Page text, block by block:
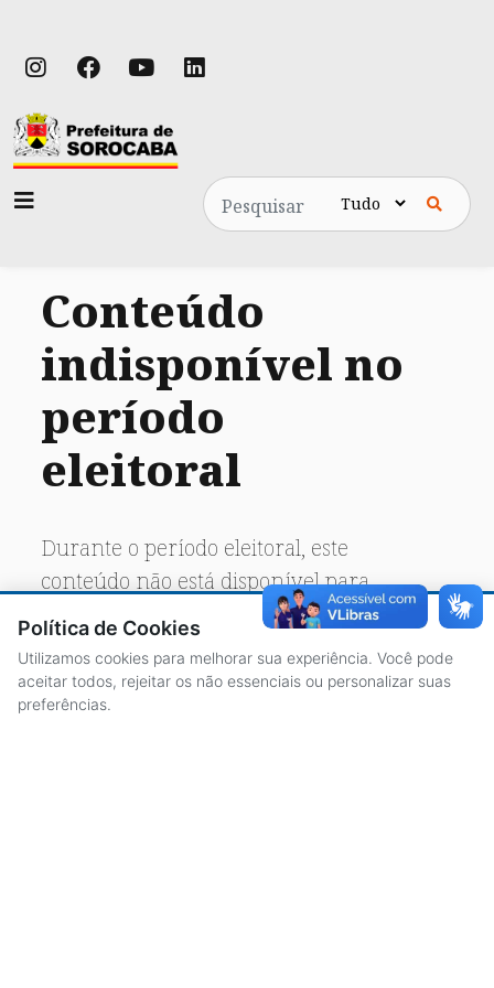
Pesquisa
Conteúdo
indisponível no
período
eleitoral
Durante o período eleitoral, este
conteúdo não está disponível para
acesso público.
Política de Cookies
Utilizamos cookies para melhorar sua experiência. Você pode
aceitar todos, rejeitar os não essenciais ou personalizar suas
preferências.